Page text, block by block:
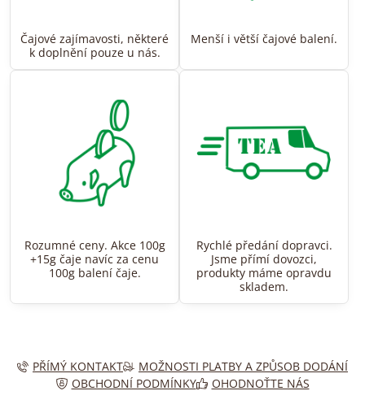
Čajové zajímavosti, některé
k doplnění pouze u nás.
Menší i větší čajové balení.
Rozumné ceny. Akce 100g
+15g čaje navíc za cenu
100g balení čaje.
Rychlé předání dopravci.
Jsme přímí dovozci,
produkty máme opravdu
skladem.
PŘÍMÝ KONTAKT
MOŽNOSTI PLATBY A ZPŮSOB DODÁNÍ
OBCHODNÍ PODMÍNKY
OHODNOŤTE NÁS